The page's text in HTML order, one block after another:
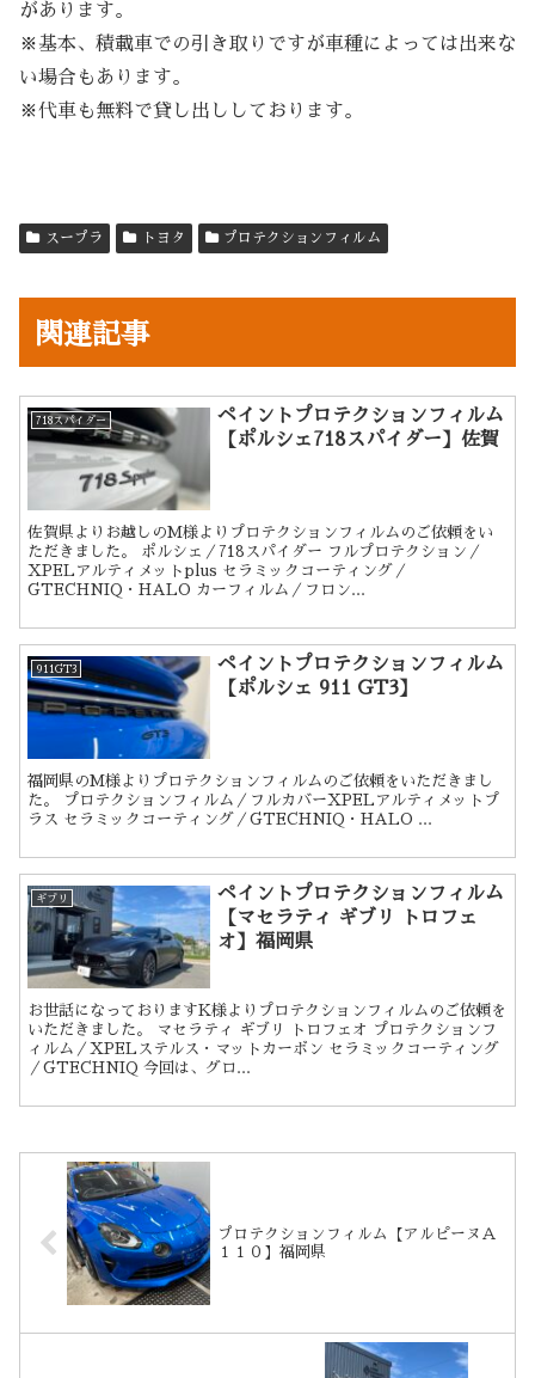
があります。
※基本、積載車での引き取りですが車種によっては出来な
い場合もあります。
※代車も無料で貸し出ししております。
スープラ トヨタ プロテクションフィルム
関連記事
718スパイダー
ペイントプロテクションフィルム
【ポルシェ718スパイダー】佐賀
佐賀県よりお越しのM様よりプロテクションフィルムのご依頼をい
ただきました。 ポルシェ／718スパイダー フルプロテクション／
XPELアルティメットplus セラミックコーティング／
GTECHNIQ・HALO カーフィルム／フロン...
911GT3
ペイントプロテクションフィルム
【ポルシェ 911 GT3】
福岡県のM様よりプロテクションフィルムのご依頼をいただきまし
た。 プロテクションフィルム／フルカバーXPELアルティメットプ
ラス セラミックコーティング／GTECHNIQ・HALO ...
ギブリ
ペイントプロテクションフィルム
【マセラティ ギブリ トロフェ
オ】福岡県
お世話になっておりますK様よりプロテクションフィルムのご依頼を
いただきました。 マセラティ ギブリ トロフェオ プロテクションフ
ィルム／XPELステルス・マットカーボン セラミックコーティング
／GTECHNIQ 今回は、グロ...
プロテクションフィルム【アルピーヌＡ
１１０】福岡県